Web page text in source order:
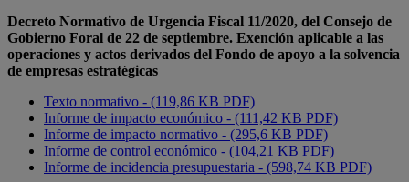
Decreto Normativo de Urgencia Fiscal 11/2020, del Consejo de
Gobierno Foral de 22 de septiembre. Exención aplicable a las
operaciones y actos derivados del Fondo de apoyo a la solvencia
de empresas estratégicas
Texto normativo - (119,86 KB PDF)
Informe de impacto económico - (111,42 KB PDF)
Informe de impacto normativo - (295,6 KB PDF)
Informe de control económico - (104,21 KB PDF)
Informe de incidencia presupuestaria - (598,74 KB PDF)